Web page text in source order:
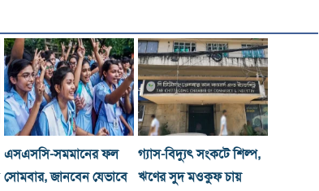
এসএসসি-সমমানের ফল
সোমবার, জানবেন যেভাবে
গ্যাস-বিদ্যুৎ সংকটে শিল্প,
ঋণের সুদ মওকুফ চায়